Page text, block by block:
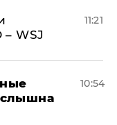
WSJ
11:21
10:54